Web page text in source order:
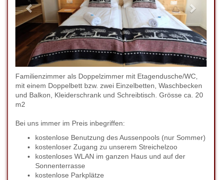
Familienzimmer als Doppelzimmer mit Etagendusche/WC,
mit einem Doppelbett bzw. zwei Einzelbetten, Waschbecken
und Balkon, Kleiderschrank und Schreibtisch. Grösse ca. 20
m2
Bei uns immer im Preis inbegriffen:
kostenlose Benutzung des Aussenpools (nur Sommer)
kostenloser Zugang zu unserem Streichelzoo
kostenloses WLAN im ganzen Haus und auf der
Sonnenterrasse
kostenlose Parkplätze